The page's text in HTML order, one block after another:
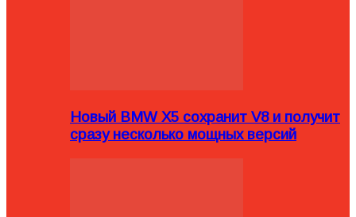
Новый BMW X5 сохранит V8 и получит
сразу несколько мощных версий